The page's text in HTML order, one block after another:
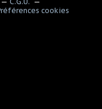
cookies